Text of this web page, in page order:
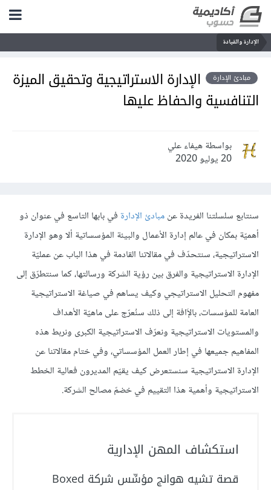
الإدارة والقيادة
مبادئ الإدارة
الإدارة الاستراتيجية وتحقيق الميزة
التنافسية والحفاظ عليها
بواسطة هيفاء علي
20 يوليو 2020
سنتابع سلسلتنا الفريدة عنمبادئ الإدارة في بابها التاسع في عنوان ذو
أهميّة بمكان في عالم إدارة الأعمال والبيئة المؤسساتية ألا وهو الإدارة
الاستراتيجية، سنتحدّف في مقالاتنا القادمة في هذا الباب عن عمليّة
الإدارة الاستراتيجية والفرق بين رؤية الشركة ورسالتها، كما سنتطرّق إلى
مفهوم التحليل الاستراتيجي وكيف يساهم في صياغة الاستراتيجية
العامة للمؤسسات، بالإَافة إلى ذلك سنُعرّج على ماهيّة الأهداف
والمستويات الاستراتيجية ونعرّف الاستراتيجية الكبرى ونربط هذه
المفاهيم جميعها في إطار العمل المؤسساتي، وفي ختام مقالاتنا عن
الإدارة الاستراتيجية سنستعرض كيف يقيّم المديرون فعالية الخطط
الاستراتيجية وأهمية هذا التقييم في خضمّ مصالح الشركة.
استكشاف المهن الإدارية
قصة تشيه هوانج مؤسِّس شركة Boxed